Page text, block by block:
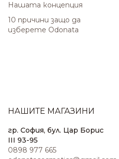
Нашата концепция
10 причини защо да
изберете Odonata
НАШИТЕ МАГАЗИНИ
гр. София, бул. Цар Борис
III 93-95
0898 977 665